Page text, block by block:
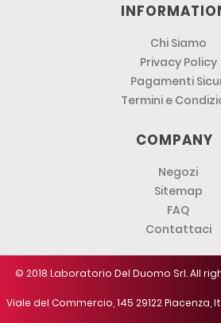
Chi Siamo
Privacy Policy
Pagamenti
Termini e
COMPANY
Negozi
Sitemap
FAQ
Contattaci
© 2018 Laboratorio Del Duomo Srl. All
Viale del Commercio, 145 29122 Piacenza,